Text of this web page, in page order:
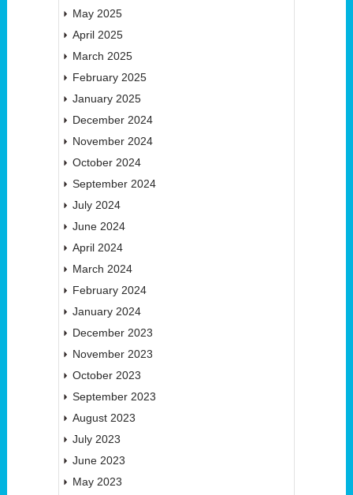
May 2025
April 2025
March 2025
February 2025
January 2025
December 2024
November 2024
October 2024
September 2024
July 2024
June 2024
April 2024
March 2024
February 2024
January 2024
December 2023
November 2023
October 2023
September 2023
August 2023
July 2023
June 2023
May 2023